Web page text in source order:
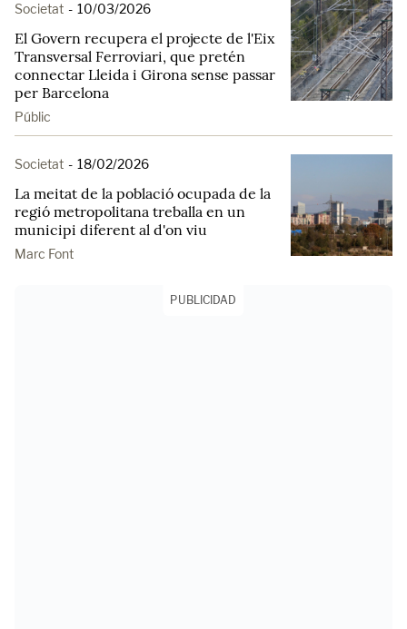
Societat - 10/03/2026
El Govern recupera el projecte de l'Eix
Transversal Ferroviari, que pretén
connectar Lleida i Girona sense passar
per Barcelona
Públic
Societat - 18/02/2026
La meitat de la població ocupada de la
regió metropolitana treballa en un
municipi diferent al d'on viu
Marc Font
PUBLICIDAD